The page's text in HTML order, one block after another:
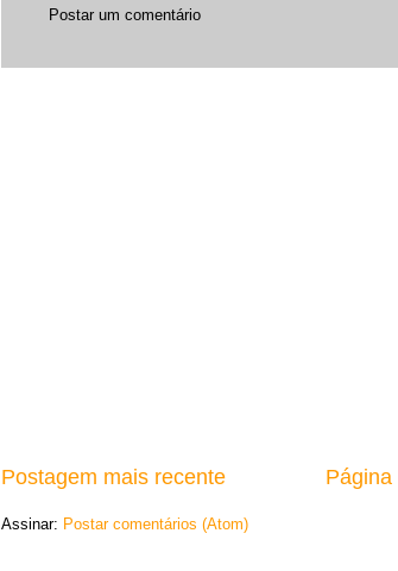
Postar um comentário
Postagem mais recente Página
Assinar: Postar comentários (Atom)